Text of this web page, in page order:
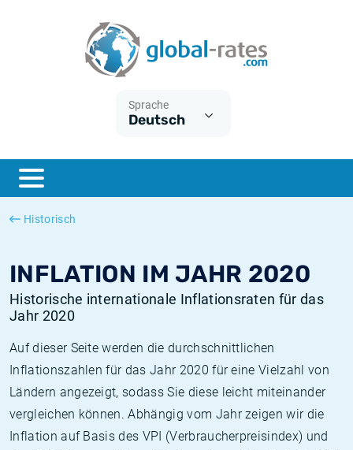
Sprache
Deutsch
Historisch
INFLATION IM JAHR 2020
Historische internationale Inflationsraten für das
Jahr 2020
Auf dieser Seite werden die durchschnittlichen
Inflationszahlen für das Jahr 2020 für eine Vielzahl von
Ländern angezeigt, sodass Sie diese leicht miteinander
vergleichen können. Abhängig vom Jahr zeigen wir die
Inflation auf Basis des VPI (Verbraucherpreisindex) und
ESTER
SONIA
Was ist die VPI-Inflation?
Was ist die HVPI-Inflation?
Deutsche inflation
Europäische inflation
Historische Euribor-Sätze
Historische ESTER-Sätze
Historische SOFR-Sätze
Historische SONIA-Sätze
Inflationsrechner